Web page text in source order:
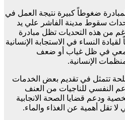
ضغوطاً كبيرة نتيجة العمل في
سقوط مدينة الفاشر علي يد
من هذه التحديات تظل مبادرة
النساء في الاستجابة الإنسانية
في ظل غياب أو ضعف
الإنسانية.
تتمثل في تقديم بعض الخدمات
النفسي للناجيات من العنف
ودعم قضايا الصحة الانجابية
تقل أهمية عن الغذاء والماء.